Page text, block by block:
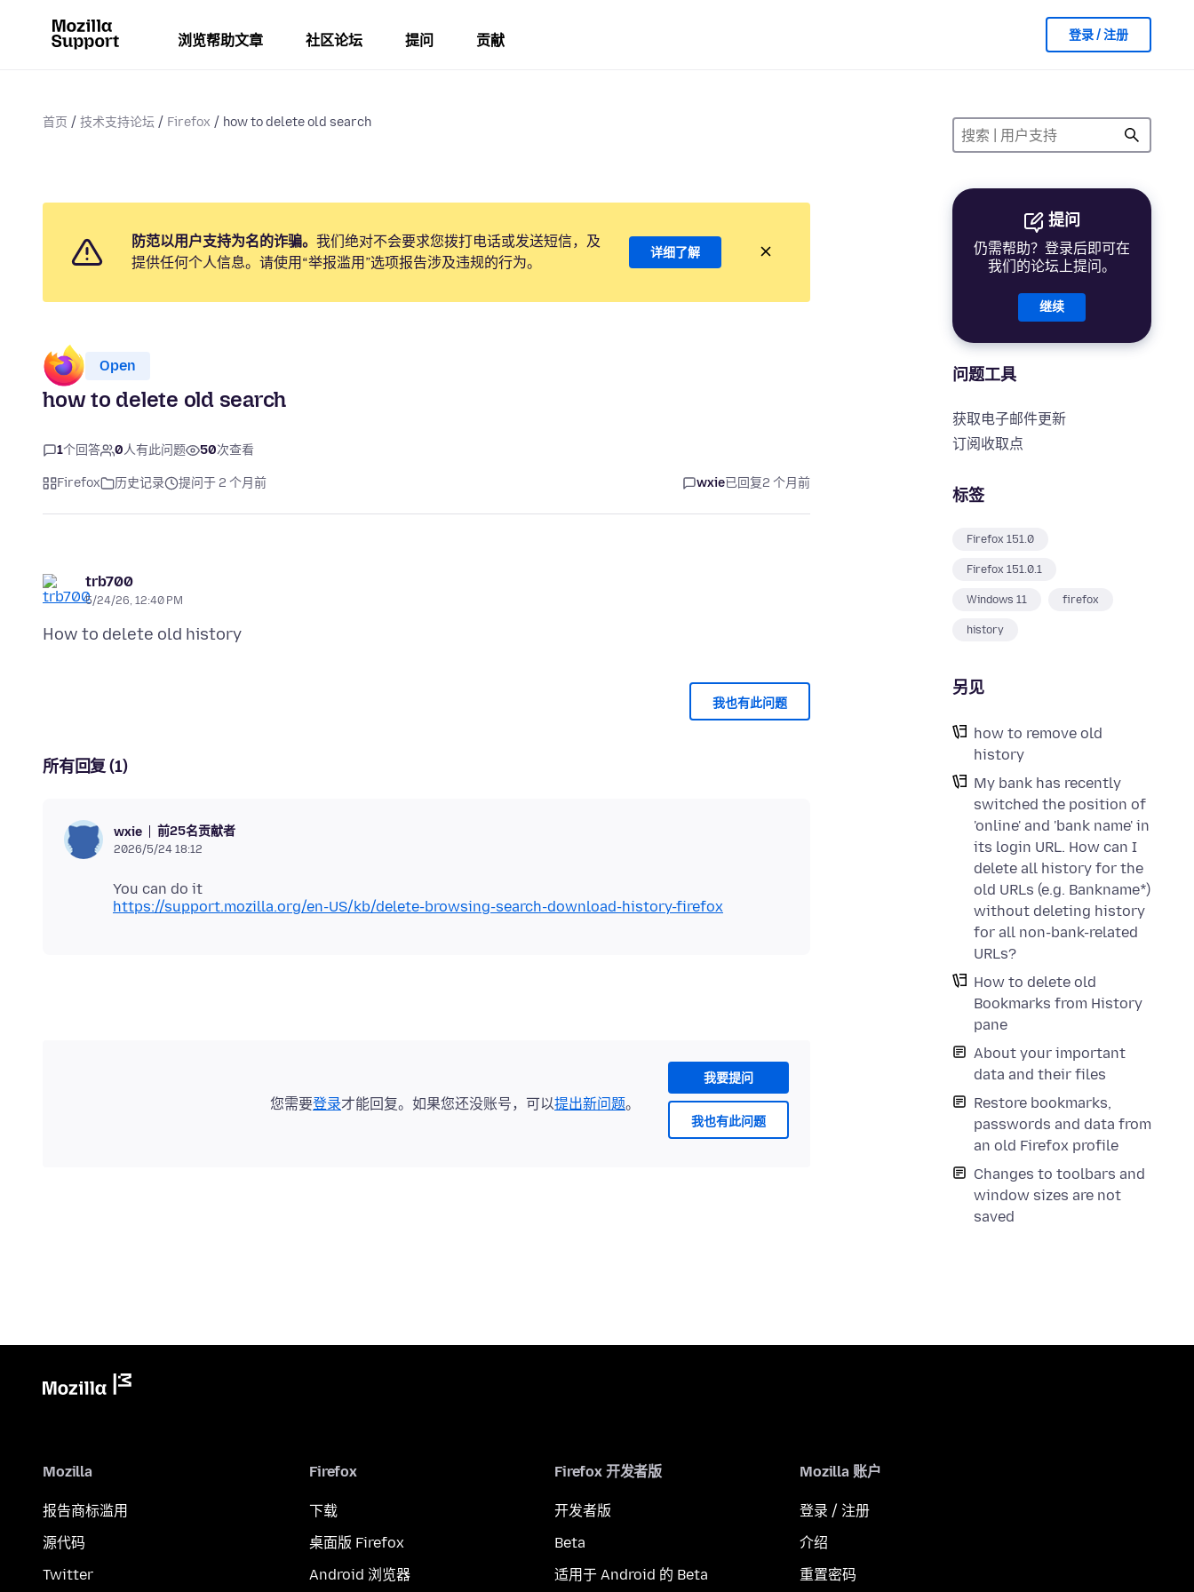
浏览帮助文章 社区论坛 提问 贡献 登录 / 注册
首页 技术支持论坛 Firefox how to delete old search
提问
仍需帮助？登录后即可在
我们的论坛上提问。
继续
问题工具
获取电子邮件更新
订阅收取点
标签
Firefox 151.0
Firefox 151.0.1
Windows 11 firefox
history
另见
how to remove old
history
My bank has recently
switched the position of
'online' and 'bank name' in
its login URL. How can I
delete all history for the
old URLs (e.g. Bankname*)
without deleting history
for all non-bank-related
URLs?
How to delete old
Bookmarks from History
pane
About your important
data and their files
Restore bookmarks,
passwords and data from
an old Firefox profile
Changes to toolbars and
window sizes are not
saved
防范以用户支持为名的诈骗。 我们绝对不会要求您拨打电话或发送短信，及
提供任何个人信息。请使用“举报滥用”选项报告涉及违规的行为。
详细了解
Open
how to delete old search
1个回答 0人有此问题 50次查看
Firefox 历史记录 提问于 2 个月前 wxie已回复2 个月前
trb700
5/24/26, 12:40 PM
我也有此问题
所有回复 (1)
wxie 前25名贡献者
2026/5/24 18:12
https://support.mozilla.org/en-US/kb/delete-browsing-search-download-history-firefox
我要提问
我也有此问题
您需要登录才能回复。如果您还没账号，可以提出新问题。
Mozilla
报告商标滥用
源代码
Twitter
Firefox
下载
桌面版 Firefox
Android 浏览器
Firefox 开发者版
开发者版
Beta
适用于 Android 的 Beta
Mozilla 账户
登录 / 注册
介绍
重置密码